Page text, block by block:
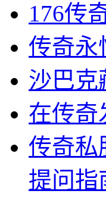
176传
传奇永
沙巴克
在传奇
传奇私
提问指